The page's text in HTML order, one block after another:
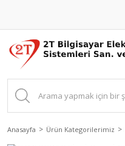
Anasayfa Ürün Kategorilerimiz